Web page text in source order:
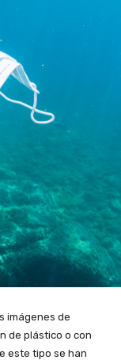
imágenes de
de plástico o con
este tipo se han